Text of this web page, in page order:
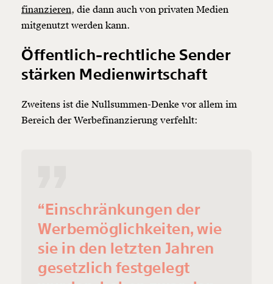
finanzieren, die dann auch von privaten Medien
mitgenutzt werden kann.
Öffentlich-rechtliche Sender
stärken Medienwirtschaft
Zweitens ist die Nullsummen-Denke vor allem im
Bereich der Werbefinanzierung verfehlt:
“Einschränkungen der
Werbemöglichkeiten, wie
sie in den letzten Jahren
gesetzlich festgelegt